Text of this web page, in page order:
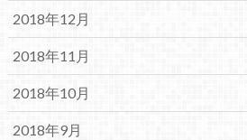
2018年12月
2018年11月
2018年10月
2018年9月